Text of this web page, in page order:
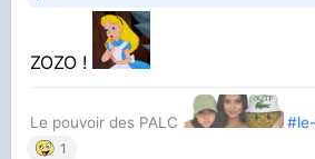
ZOZO !
Le pouvoir des PALC
1